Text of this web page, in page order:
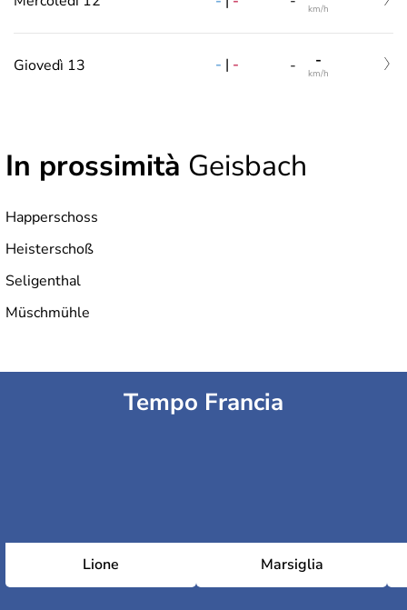
km/h
Giovedì 13 - | - - -
km/h
In prossimità Geisbach
Happerschoss
Heisterschoß
Seligenthal
Müschmühle
Tempo Francia
Lione Marsiglia